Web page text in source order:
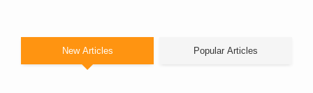
New Articles Popular Articles